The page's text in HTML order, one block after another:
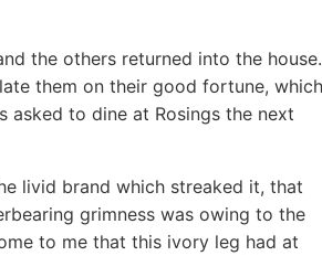
the others returned into the house.
them on their good fortune, which
to dine at Rosings the next
livid brand which streaked it, that
grimness was owing to the
to me that this ivory leg had at